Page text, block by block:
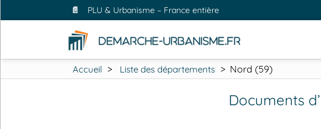
📄 PLU & Urbanisme – France entière
Accueil > Liste des départements > Nord (59)
Documents